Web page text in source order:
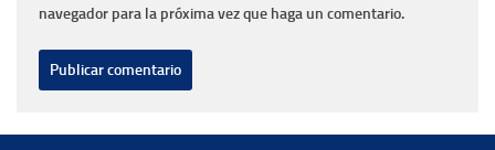
navegador para la próxima vez que haga un comentario.